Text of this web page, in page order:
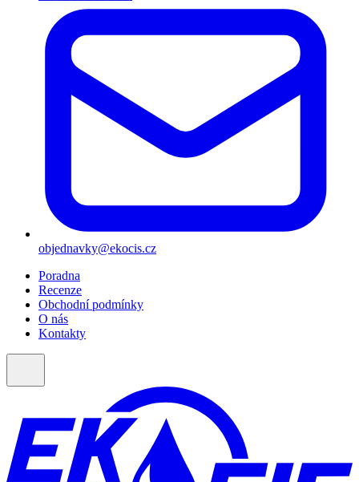
objednavky@ekocis.cz
Poradna
Recenze
Obchodní podmínky
O nás
Kontakty